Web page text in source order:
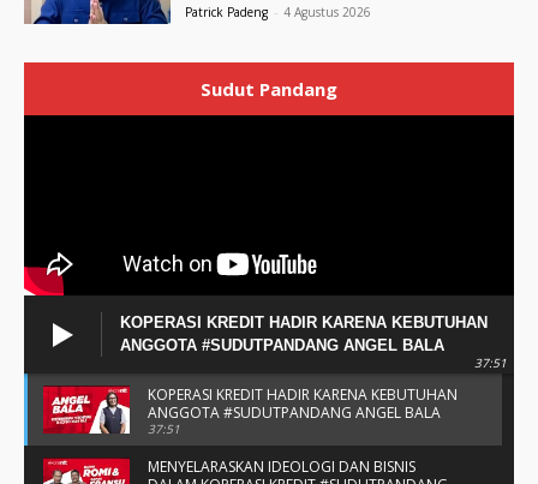
Patrick Padeng - 4 Agustus 2026
Sudut Pandang
KOPERASI KREDIT HADIR KARENA KEBUTUHAN
ANGGOTA #SUDUTPANDANG ANGEL BALA
37:51
KOPERASI KREDIT HADIR KARENA KEBUTUHAN
ANGGOTA #SUDUTPANDANG ANGEL BALA
37:51
MENYELARASKAN IDEOLOGI DAN BISNIS